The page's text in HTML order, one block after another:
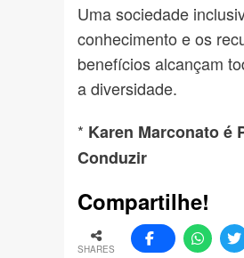
Uma sociedade
conhecimento e os
benefícios alcançam
a diversidade.
* Karen Marconato é
Conduzir
Compartilhe!
SHARES